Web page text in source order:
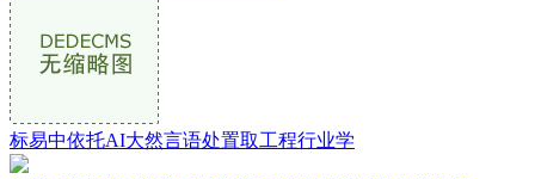
标易中依托AI大然言语处置取工程行业学